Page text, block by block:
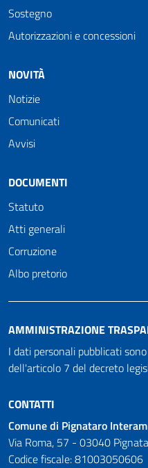
Sostegno
Autorizzazioni e concessioni
NOVITÀ
Notizie
Comunicati
Avvisi
DOCUMENTI
Statuto
Atti generali
Corruzione
Albo pretorio
AMMINISTRAZIONE
I dati personali pubblicati
dell'articolo 7 del decreto
CONTATTI
Comune di Pignataro
Via Roma, 57 - 03040
Codice fiscale: 81003050606